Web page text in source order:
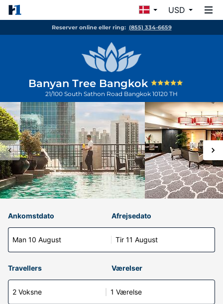
USD
Reserver online eller ring: (855) 334-6659
Banyan Tree Bangkok
21/100 South Sathon Road Bangkok 10120 TH
Ankomstdato
Man 10 August
Afrejsedato
Tir 11 August
Travellers Værelser
2 Voksne 1 Værelse